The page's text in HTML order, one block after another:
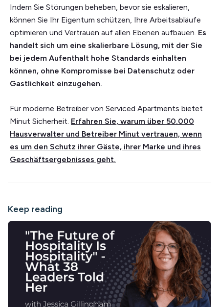
Indem Sie Störungen beheben, bevor sie eskalieren,
können Sie Ihr Eigentum schützen, Ihre Arbeitsabläufe
optimieren und Vertrauen auf allen Ebenen aufbauen. Es
handelt sich um eine skalierbare Lösung, mit der Sie
bei jedem Aufenthalt hohe Standards einhalten
können, ohne Kompromisse bei Datenschutz oder
Gastlichkeit einzugehen.
Für moderne Betreiber von Serviced Apartments bietet
Minut Sicherheit. Erfahren Sie, warum über 50.000
Hausverwalter und Betreiber Minut vertrauen, wenn
es um den Schutz ihrer Gäste, ihrer Marke und ihres
Geschäftsergebnisses geht.
Keep reading